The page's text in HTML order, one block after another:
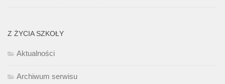
Z ŻYCIA SZKOŁY
Aktualności
Archiwum serwisu